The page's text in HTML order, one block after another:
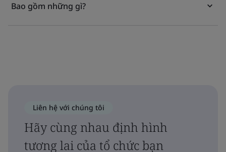
Bao gồm những gì?
Liên hệ với chúng tôi
Hãy cùng nhau định hình
tương lai của tổ chức bạn